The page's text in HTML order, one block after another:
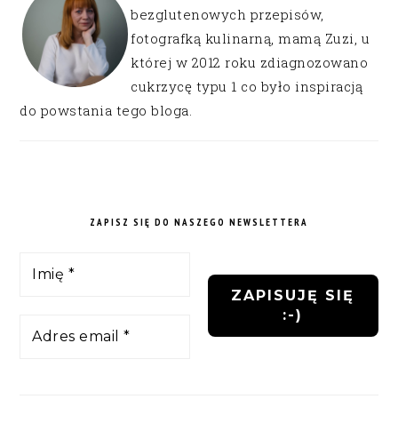
bezglutenowych przepisów,
fotografką kulinarną, mamą Zuzi, u
której w 2012 roku zdiagnozowano
cukrzycę typu 1 co było inspiracją
do powstania tego bloga.
ZAPISZ SIĘ DO NASZEGO NEWSLETTERA